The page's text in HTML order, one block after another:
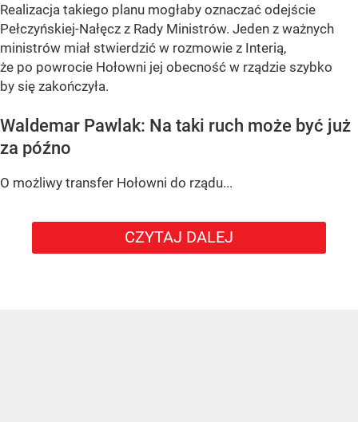
Realizacja takiego planu mogłaby oznaczać odejście
Pełczyńskiej-Nałęcz z Rady Ministrów. Jeden z ważnych
ministrów miał stwierdzić w rozmowie z Interią,
że po powrocie Hołowni jej obecność w rządzie szybko
by się zakończyła.
Waldemar Pawlak: Na taki ruch może być już
za późno
O możliwy transfer Hołowni do rządu...
CZYTAJ DALEJ